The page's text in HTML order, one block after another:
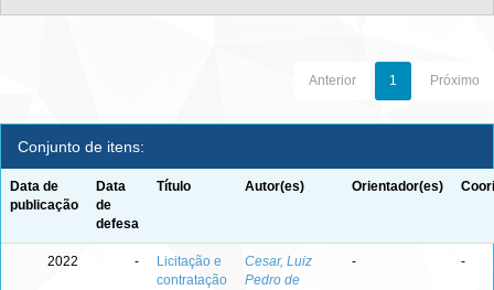
Anterior 1 Próximo
Conjunto de itens:
Data de
publicação
Data
de
defesa
Título Autor(es) Orientador(es)
2022 -
Licitação e
contratação
Cesar, Luiz
Pedro de
- -